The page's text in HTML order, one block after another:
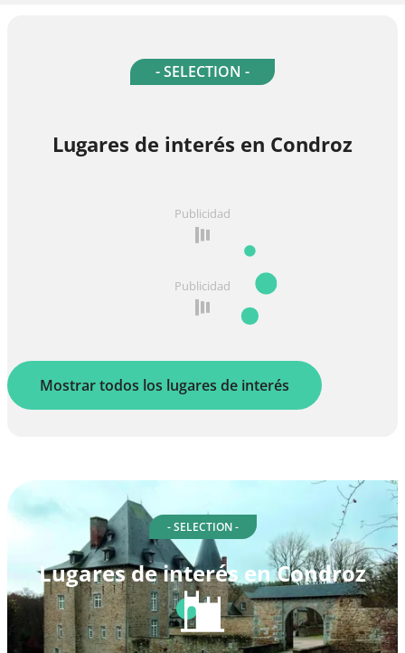
- SELECTION -
Lugares de interés en Condroz
Publicidad
Publicidad
Mostrar todos los lugares de interés
- SELECTION -
Lugares de interés en Condroz